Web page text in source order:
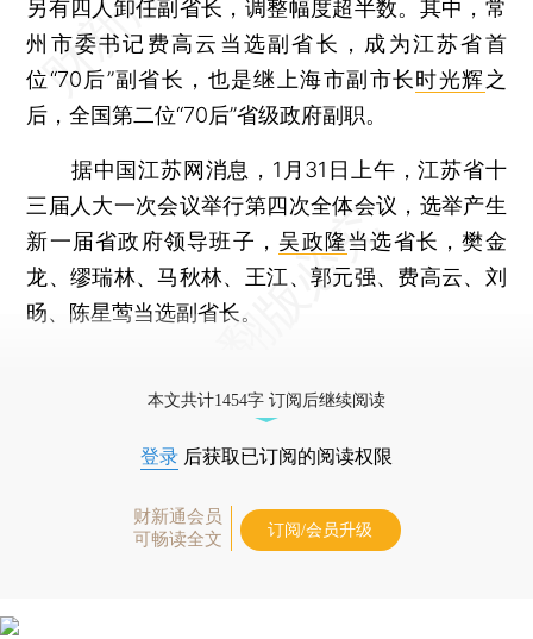
另有四人卸任副省长，调整幅度超半数。其中，常
州市委书记费高云当选副省长，成为江苏省首
位“70后”副省长，也是继上海市副市长时光辉 之
后，全国第二位“70后”省级政府副职。
据中国江苏网消息，1月31日上午，江苏省十
三届人大一次会议举行第四次全体会议，选举产生
新一届省政府领导班子， 吴政隆当选省长，樊金
龙、缪瑞林、马秋林、王江、郭元强、费高云、刘
旸、陈星莺当选副省长。
本文共计1454字 订阅后继续阅读
登录 后获取已订阅的阅读权限
财新通会员
可畅读全文
订阅/会员升级